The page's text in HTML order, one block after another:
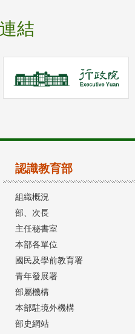
結
認識教育部
組織概況
部、次長
主任秘書室
本部各單位
國民及學前教育署
青年發展署
部屬機構
本部駐境外機構
部史網站